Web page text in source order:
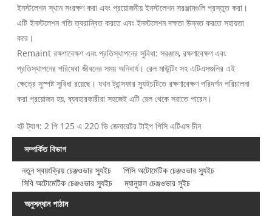
ইনস্টলেশন স্থান সংরক্ষণ করা এবং প্রয়োজনীয় ইনস্টলেশন সরঞ্জামগুলি প্রস্তুত করা।
এটি ইনস্টলেশন গতি ত্বরান্বিত করতে এবং ইনস্টলেশন দক্ষতা উন্নত করতে সহায়তা
করে।
Remaint রক্ষণাবেক্ষণ এবং প্রতিস্থাপনের সুবিধা: সরঞ্জাম, রক্ষণাবেক্ষণ এবং
প্রতিস্থাপনের পরিষেবা জীবনের সময় অনিবার্য। রেল মাউন্টিং সহ এটিএসগুলির এই
ক্ষেত্রে সুস্পষ্ট সুবিধা রয়েছে। যখন ট্রান্সফার স্যুইচটিতে রক্ষণাবেক্ষণ পরিদর্শন পরিচালনা
করা প্রয়োজন হয়, ব্যবহারকারীরা সহজেই এটি রেল থেকে সরাতে পারেন।
হট ট্যাগ: 2 পি 125 এ 220 ভি জেনারেটর টাইপ পিসি এটিএস চীন
সম্পর্কিত বিভাগ
নতুন স্বয়ংক্রিয় চেঞ্জওভার স্যুইচ
পিসি অটোমেটিক চেঞ্জওভার স্যুইচ
সিবি অটোমেটিক চেঞ্জওভার স্যুইচ
ম্যানুয়াল চেঞ্জওভার সুইচ
অনুসন্ধান পাঠান